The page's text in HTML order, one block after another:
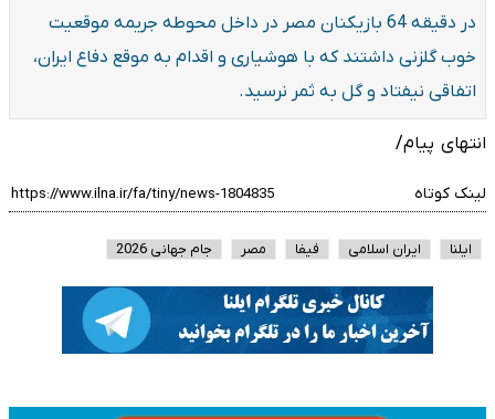
در دقیقه 64 بازیکنان مصر در داخل محوطه جریمه موقعیت
خوب گلزنی داشتند که با هوشیاری و اقدام به موقع دفاع ایران،
اتفاقی نیفتاد و گل به ثمر نرسید.
انتهای پیام/
لینک کوتاه
ایلنا ایران اسلامی فیفا مصر جام جهانی 2026